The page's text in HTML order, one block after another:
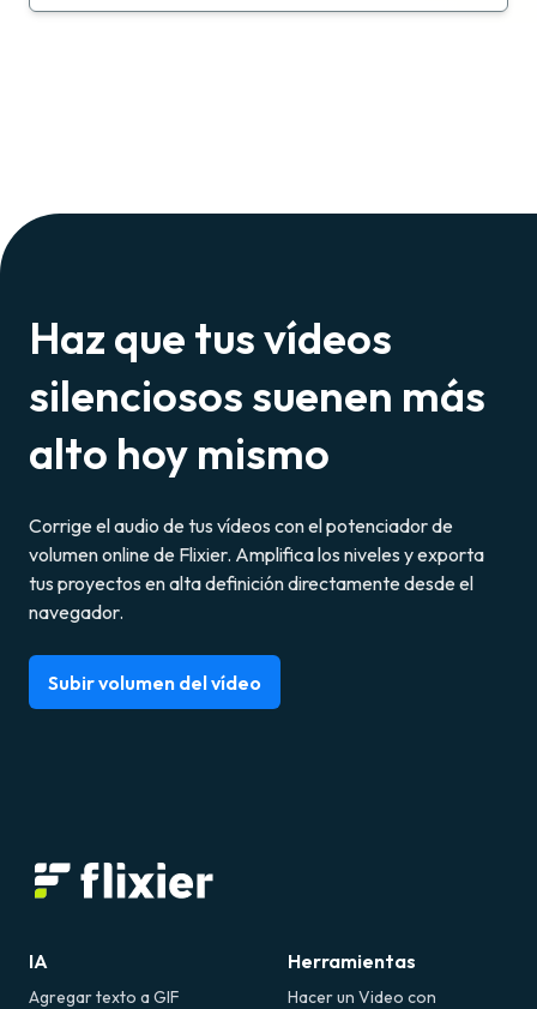
Haz que tus vídeos
silenciosos suenen más
alto hoy mismo
Corrige el audio de tus vídeos con el potenciador de
volumen online de Flixier. Amplifica los niveles y exporta
tus proyectos en alta definición directamente desde el
navegador.
Subir volumen del vídeo
IA
Agregar texto a GIF
Herramientas
Hacer un Video con